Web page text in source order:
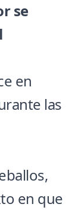
se
en
las
en que